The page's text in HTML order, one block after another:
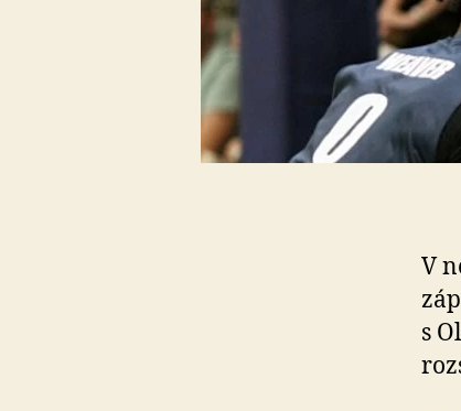
V
s